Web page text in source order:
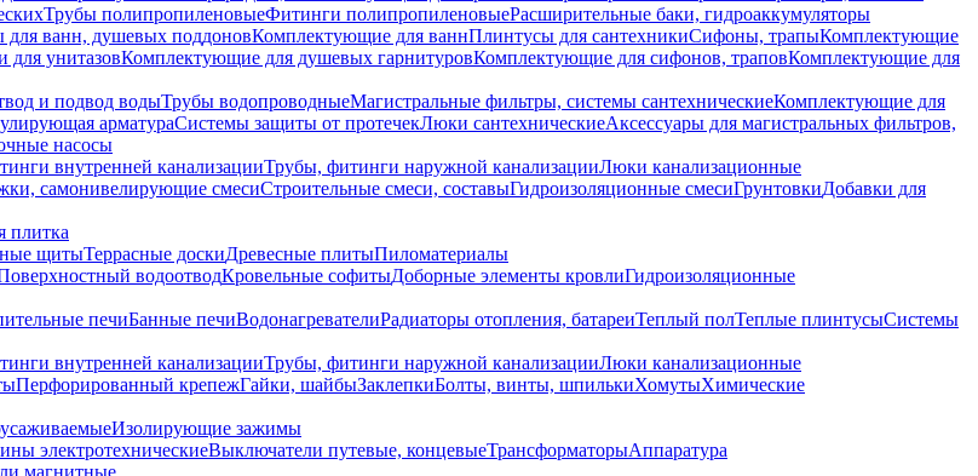
Трубы полипропиленовыеФитинги полипропиленовыеРасширительные баки, гидроаккумуляторы
ванн, душевых поддоновКомплектующие для ваннПлинтусы для сантехникиСифоны, трапыКомплектующие
для унитазовКомплектующие для душевых гарнитуровКомплектующие для сифонов, траповКомплектующие для
и подвод водыТрубы водопроводныеМагистральные фильтры, системы сантехническиеКомплектующие для
арматураСистемы защиты от протечекЛюки сантехническиеАксессуары для магистральных фильтров,
насосы
внутренней канализацииТрубы, фитинги наружной канализацииЛюки канализационные
самонивелирующие смесиСтроительные смеси, составыГидроизоляционные смесиГрунтовкиДобавки для
плитка
щитыТеррасные доскиДревесные плитыПиломатериалы
водоотводКровельные софитыДоборные элементы кровлиГидроизоляционные
печиБанные печиВодонагревателиРадиаторы отопления, батареиТеплый полТеплые плинтусыСистемы
внутренней канализацииТрубы, фитинги наружной канализацииЛюки канализационные
Перфорированный крепежГайки, шайбыЗаклепкиБолты, винты, шпилькиХомутыХимические
Изолирующие зажимы
электротехническиеВыключатели путевые, концевыеТрансформаторыАппаратура
магнитные